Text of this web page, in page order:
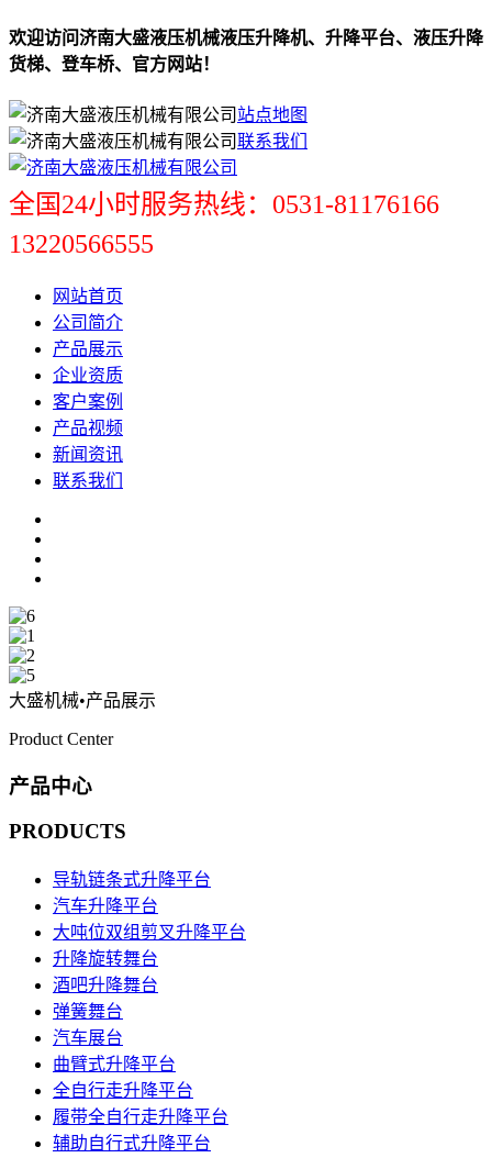
欢迎访问济南大盛液压机械液压升降机、升降平台、液压升降
货梯、登车桥、官方网站！
站点地图
联系我们
全国24小时服务热线：0531-81176166
13220566555
网站首页
公司简介
产品展示
企业资质
客户案例
产品视频
新闻资讯
联系我们
大盛机械•产品展示
Product Center
产品中心
PRODUCTS
导轨链条式升降平台
汽车升降平台
大吨位双组剪叉升降平台
升降旋转舞台
酒吧升降舞台
弹簧舞台
汽车展台
曲臂式升降平台
全自行走升降平台
履带全自行走升降平台
辅助自行式升降平台